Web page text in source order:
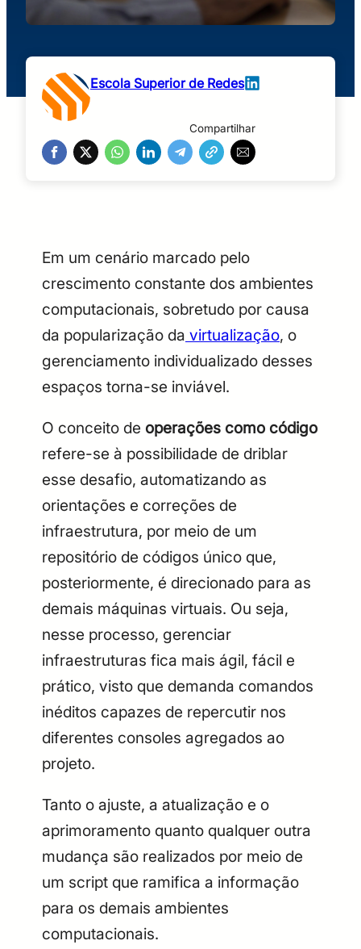
Escola Superior de Redes
Compartilhar
Em um cenário marcado pelo
crescimento constante dos ambientes
computacionais, sobretudo por causa
da popularização da virtualização, o
gerenciamento individualizado desses
espaços torna-se inviável.
O conceito de operações como código
refere-se à possibilidade de driblar
esse desafio, automatizando as
orientações e correções de
infraestrutura, por meio de um
repositório de códigos único que,
posteriormente, é direcionado para as
demais máquinas virtuais. Ou seja,
nesse processo, gerenciar
infraestruturas fica mais ágil, fácil e
prático, visto que demanda comandos
inéditos capazes de repercutir nos
diferentes consoles agregados ao
projeto.
Tanto o ajuste, a atualização e o
aprimoramento quanto qualquer outra
mudança são realizados por meio de
um script que ramifica a informação
para os demais ambientes
computacionais.